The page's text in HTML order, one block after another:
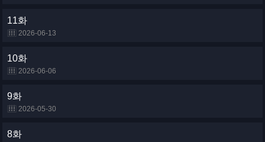
11화
2026-06-13
10화
2026-06-06
9화
2026-05-30
8화